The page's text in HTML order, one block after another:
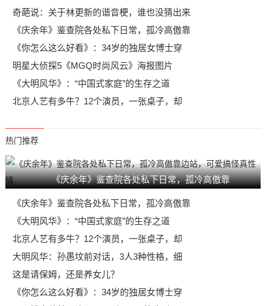
奇葩说：关于林更新的谐音梗，谁也没猜出来
《庆余年》鉴查院各处私下日常，孤冷高傲靠
《你怎么这么好看》：34岁的独居女博士穿
明星大侦探5《MGQ时尚风云》海报图片
《大明风华》：“中国式家庭”的生存之道
北京人艺有多牛？12个演员，一张桌子，却
热门推荐
《庆余年》鉴查院各处私下日常，孤冷高傲靠
《庆余年》鉴查院各处私下日常，孤冷高傲靠
《大明风华》：“中国式家庭”的生存之道
北京人艺有多牛？12个演员，一张桌子，却
大明风华：孙愚坟前对话，3人3种性格，细
这是请保姆，还是养女儿？
《你怎么这么好看》：34岁的独居女博士穿